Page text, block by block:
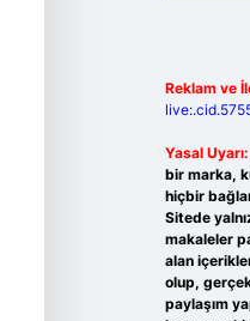
Reklam ve
Yasal Uyarı:
bir marka,
hiçbir
Sitede
makaleler
alan
olup,
paylaşım